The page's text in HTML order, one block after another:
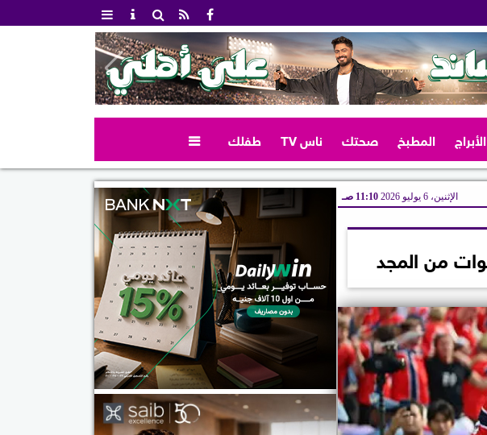
الأبراج المطبخ صحتك ناس TV طفلك 
الإثنين، 6 يوليو 2026 11:10 صـ